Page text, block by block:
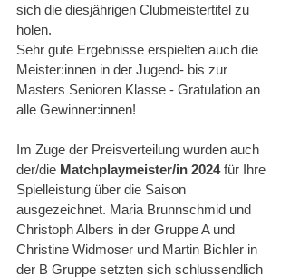
sich die diesjährigen Clubmeistertitel zu
holen.
Sehr gute Ergebnisse erspielten auch die
Meister:innen in der Jugend- bis zur
Masters Senioren Klasse - Gratulation an
alle Gewinner:innen!
Im Zuge der Preisverteilung wurden auch
der/die Matchplaymeister/in 2024 für Ihre
Spielleistung über die Saison
ausgezeichnet. Maria Brunnschmid und
Christoph Albers in der Gruppe A und
Christine Widmoser und Martin Bichler in
der B Gruppe setzten sich schlussendlich